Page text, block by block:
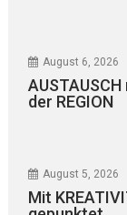
August 6, 2026
der REGION
August 5, 2026
Mit